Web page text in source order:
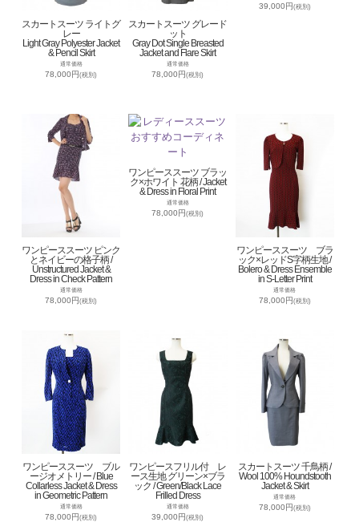
スカートスーツ ライトグ
レー
Light Gray Polyester Jacket
& Pencil Skirt
通常価格
78,000円(税別)
スカートスーツ グレード
ット
Gray Dot Single Breasted
Jacket and Flare Skirt
通常価格
78,000円(税別)
39,000円(税別)
ワンピーススーツ ピンク
とネイビーの格子柄 /
Unstructured Jacket &
Dress in Check Pattern
通常価格
78,000円(税別)
ワンピーススーツ ブラッ
ク×ホワイト 花柄 / Jacket
& Dress in Floral Print
通常価格
78,000円(税別)
ワンピーススーツ ブラ
ック×レッドS字柄生地 /
Bolero & Dress Ensemble
in S-Letter Print
通常価格
78,000円(税別)
ワンピーススーツ ブル
ージオメトリー / Blue
Collarless Jacket & Dress
in Geometric Pattern
通常価格
78,000円(税別)
ワンピースフリル付 レ
ース生地 グリーン×ブラ
ック / Green/Black Lace
Frilled Dress
通常価格
39,000円(税別)
スカートスーツ 千鳥柄 /
Wool 100% Houndstooth
Jacket & Skirt
通常価格
78,000円(税別)